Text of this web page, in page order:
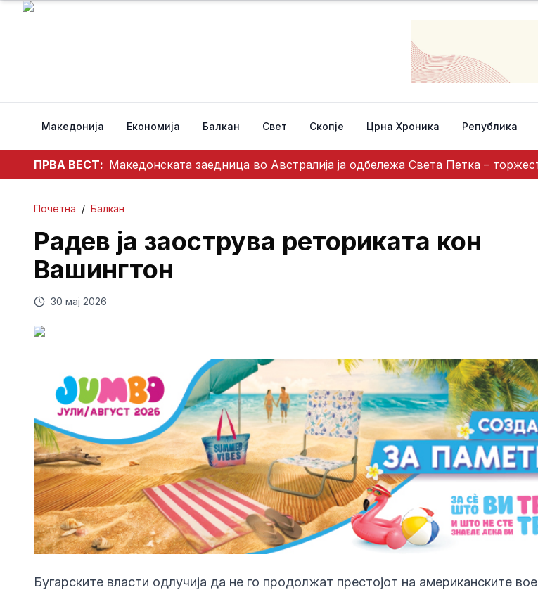
Македонија Економија Балкан Свет Скопје Црна Хроника Република
ПРВА ВЕСТ: Македонската заедница во Австралија ја одбележа Света Петка –
Почетна / Балкан
Радев ја заострува реториката кон
Вашингтон
30 мај 2026
Бугарските власти одлучија да не го продолжат престојот на американските